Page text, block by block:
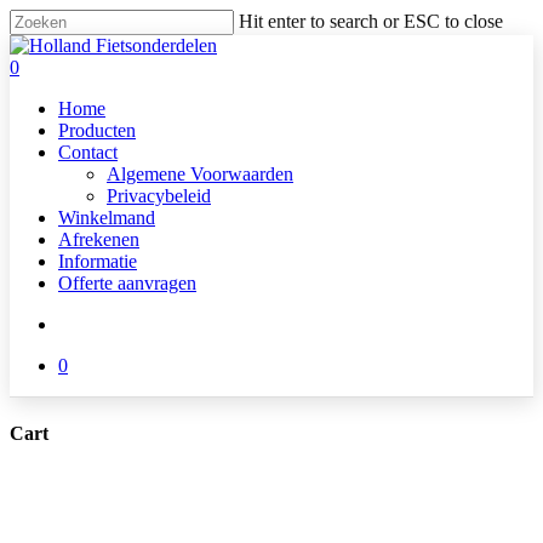
Skip
to
main
Hit enter to search or ESC to close
Close
Search
search
0
Home
Producten
Contact
Algemene Voorwaarden
Privacybeleid
Winkelmand
Afrekenen
Informatie
Offerte aanvragen
0
Cart